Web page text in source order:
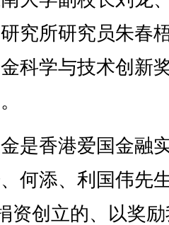
究所研究员朱春
科学与技术创新
香港爱国金融
何添、利国伟先
资创立的、以奖